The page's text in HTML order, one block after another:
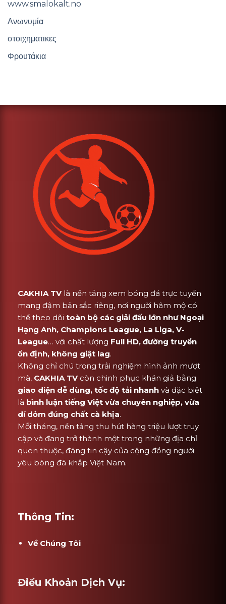
www.smalokalt.no
Ανωνυμία
στοιχηματικες
Φρουτάκια
CAKHIA TVlà nền tảng xem bóng đá trực tuyến
mang đậm bản sắc riêng, nơi người hâm mộ có
thể theo dõi toàn bộ các giải đấu lớn như Ngoại
Hạng Anh, Champions League, La Liga, V-
League… với chất lượng Full HD, đường truyền
ổn định, không giật lag.
Không chỉ chú trọng trải nghiệm hình ảnh mượt
mà, CAKHIA TVcòn chinh phục khán giả bằng
giao diện dễ dùng, tốc độ tải nhanh và đặc biệt
là bình luận tiếng Việt vừa chuyên nghiệp, vừa
dí dỏm đúng chất cà khịa.
Mỗi tháng, nền tảng thu hút hàng triệu lượt truy
cập và đang trở thành một trong những địa chỉ
quen thuộc, đáng tin cậy của cộng đồng người
yêu bóng đá khắp Việt Nam.
Thông Tin:
Về Chúng Tôi
Điều Khoản Dịch Vụ: